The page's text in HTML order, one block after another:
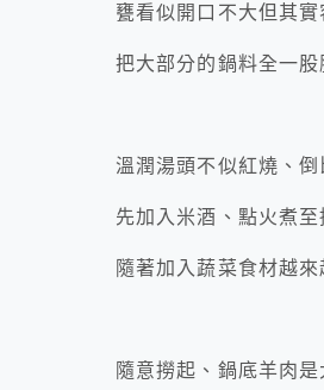
甕看似開口不大但其實
把大部分的鍋料全一
溫潤湯頭不似紅燒、
先加入米酒、點火煮
隨著加入蔬菜食材越
隨意撈起、鍋底羊肉